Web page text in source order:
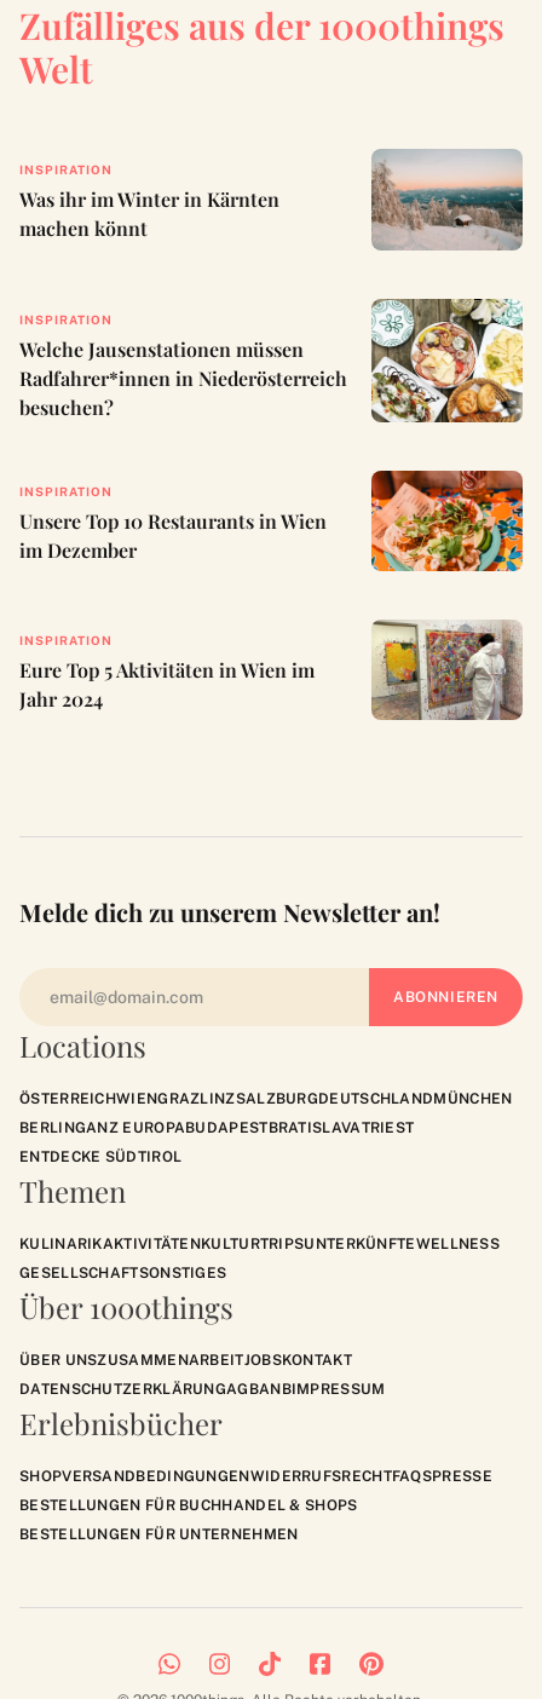
Zufälliges aus der 1000things
Welt
INSPIRATION
Was ihr im Winter in Kärnten
machen könnt
INSPIRATION
Welche Jausenstationen müssen
Radfahrer*innen in Niederösterreich
besuchen?
INSPIRATION
Unsere Top 10 Restaurants in Wien
im Dezember
INSPIRATION
Eure Top 5 Aktivitäten in Wien im
Jahr 2024
Locations
ÖSTERREICHWIENGRAZLINZSALZBURGDEUTSCHLANDMÜNCHEN
BERLINGANZ EUROPABUDAPESTBRATISLAVATRIEST
ENTDECKE SÜDTIROL
Themen
KULINARIKAKTIVITÄTENKULTURTRIPSUNTERKÜNFTEWELLNESS
GESELLSCHAFTSONSTIGES
Über 1000things
ÜBER UNSZUSAMMENARBEITJOBSKONTAKT
DATENSCHUTZERKLÄRUNGAGBANBIMPRESSUM
Erlebnisbücher
SHOPVERSANDBEDINGUNGENWIDERRUFSRECHTFAQSPRESSE
BESTELLUNGEN FÜR BUCHHANDEL & SHOPS
BESTELLUNGEN FÜR UNTERNEHMEN
Melde dich zu unserem Newsletter an!